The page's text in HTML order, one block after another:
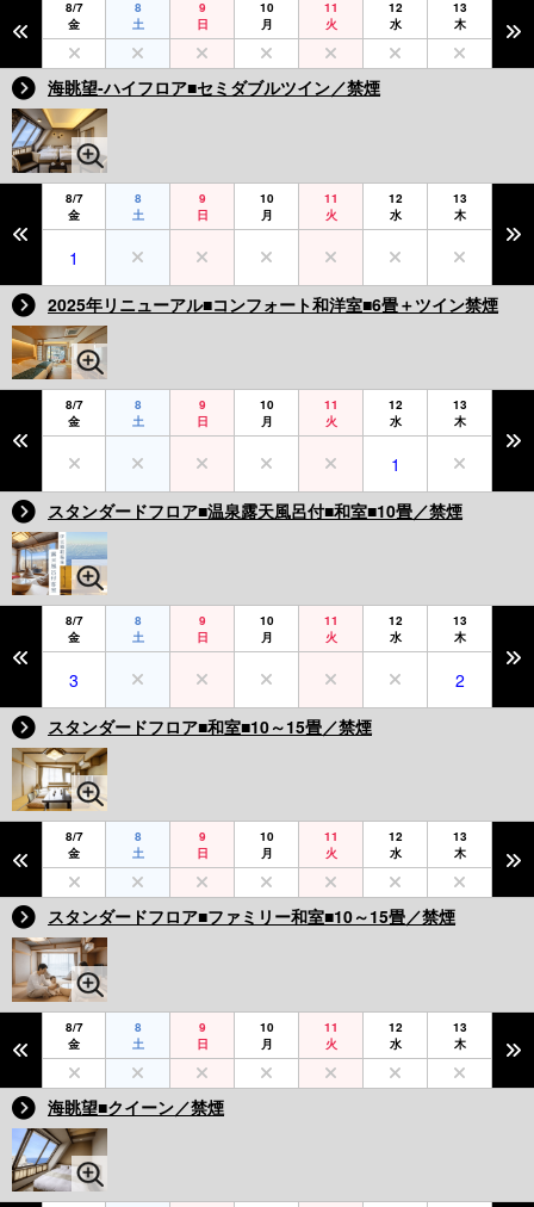
8/7
金
8
土
9
日
10
月
11
火
12
水
13
木
海眺望-ハイフロア■セミダブルツイン／禁煙
8/7
金
8
土
9
日
10
月
11
火
12
水
13
木
1
2025年リニューアル■コンフォート和洋室■6畳＋ツイン禁煙
8/7
金
8
土
9
日
10
月
11
火
12
水
13
木
1
スタンダードフロア■温泉露天風呂付■和室■10畳／禁煙
8/7
金
8
土
9
日
10
月
11
火
12
水
13
木
3
2
スタンダードフロア■和室■10～15畳／禁煙
8/7
金
8
土
9
日
10
月
11
火
12
水
13
木
スタンダードフロア■ファミリー和室■10～15畳／禁煙
8/7
金
8
土
9
日
10
月
11
火
12
水
13
木
海眺望■クイーン／禁煙